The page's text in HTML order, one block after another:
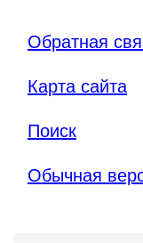
Обратная
Карта сайта
Поиск
Обычная